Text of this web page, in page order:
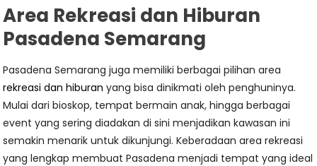
Area Rekreasi dan Hiburan
Pasadena Semarang
Pasadena Semarang juga memiliki berbagai pilihan area
rekreasi dan hiburan yang bisa dinikmati oleh penghuninya.
Mulai dari bioskop, tempat bermain anak, hingga berbagai
event yang sering diadakan di sini menjadikan kawasan ini
semakin menarik untuk dikunjungi. Keberadaan area rekreasi
yang lengkap membuat Pasadena menjadi tempat yang ideal